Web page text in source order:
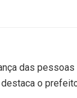
das pessoas
o